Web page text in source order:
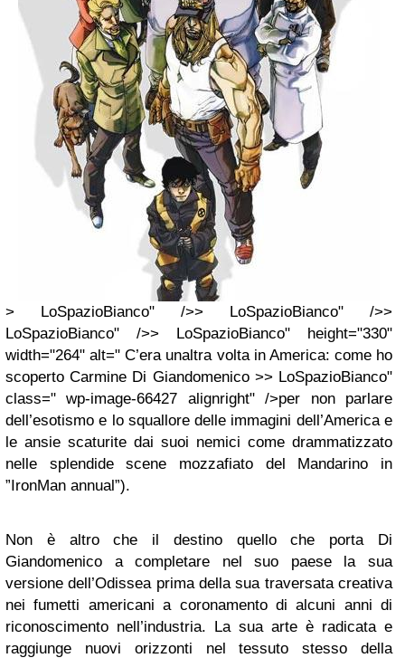
> LoSpazioBianco" />> LoSpazioBianco" />>
LoSpazioBianco" />> LoSpazioBianco" height="330"
width="264" alt=" C’era unaltra volta in America: come ho
scoperto Carmine Di Giandomenico >> LoSpazioBianco"
class=" wp-image-66427 alignright" />per non parlare
dell’esotismo e lo squallore delle immagini dell’America e
le ansie scaturite dai suoi nemici come drammatizzato
nelle splendide scene mozzafiato del Mandarino in
”IronMan annual”).
Non è altro che il destino quello che porta Di
Giandomenico a completare nel suo paese la sua
versione dell’Odissea prima della sua traversata creativa
nei fumetti americani a coronamento di alcuni anni di
riconoscimento nell’industria. La sua arte è radicata e
raggiunge nuovi orizzonti nel tessuto stesso della